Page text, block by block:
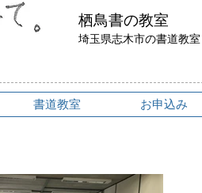
​栖鳥書の教室
埼玉県志木市の書道教室
書道教室 お申込み